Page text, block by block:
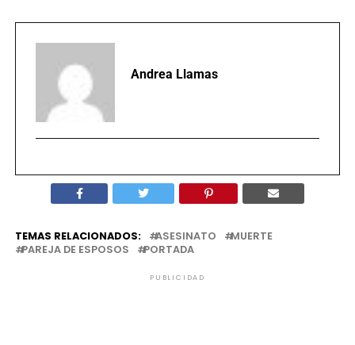
Andrea Llamas
TEMAS RELACIONADOS: ASESINATO
MUERTE
PAREJA DE ESPOSOS
PORTADA
PUBLICIDAD